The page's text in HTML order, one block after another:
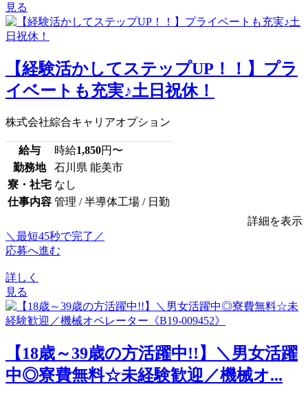
見る
【経験活かしてステップUP！！】プラ
イベートも充実♪土日祝休！
株式会社綜合キャリアオプション
給与 時給1,850円〜
勤務地
石川県 能美市
寮・社宅 なし
仕事内容 管理 / 半導体工場 / 日勤
詳細を表示
＼最短45秒で完了／
応募へ進む
詳しく
見る
【18歳～39歳の方活躍中!!】＼男女活躍
中◎寮費無料☆未経験歓迎／機械オ...